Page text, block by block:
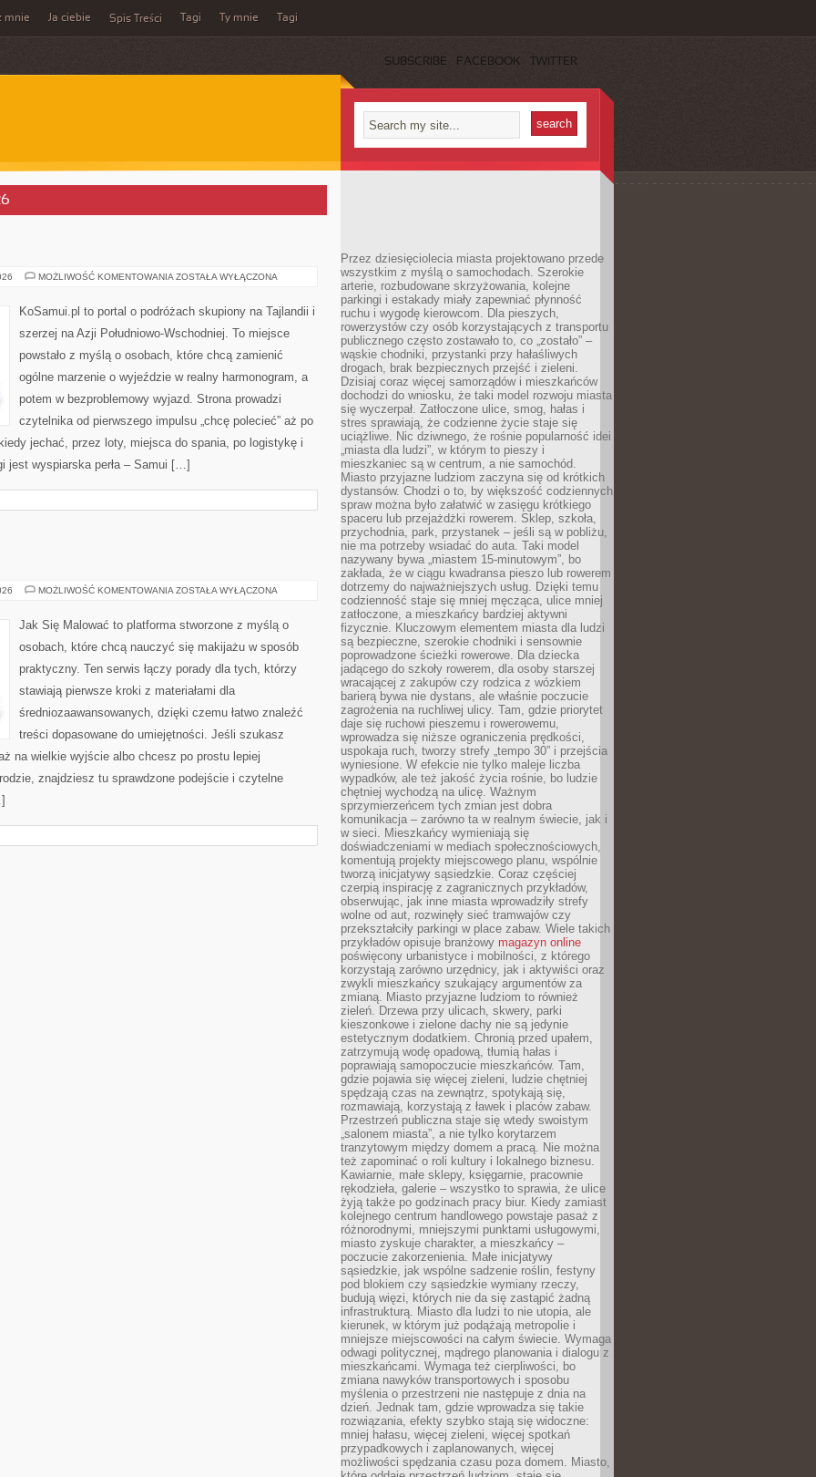
mnie Ja ciebie Spis Treści Tagi Ty mnie Tagi
SUBSCRIBE FACEBOOK TWITTER
MOŻLIWOŚĆ KOMENTOWANIA WIETNAM
ZOSTAŁA WYŁĄCZONA
KoSamui.pl to portal o podróżach skupiony na Tajlandii i
szerzej na Azji Południowo-Wschodniej. To miejsce
powstało z myślą o osobach, które chcą zamienić
ogólne marzenie o wyjeździe w realny harmonogram, a
potem w bezproblemowy wyjazd. Strona prowadzi
czytelnika od pierwszego impulsu „chcę polecieć” aż po
jechać, przez loty, miejsca do spania, po logistykę i
jest wyspiarska perła – Samui […]
MOŻLIWOŚĆ KOMENTOWANIA ZDROWIE
ZOSTAŁA WYŁĄCZONA
Jak Się Malować to platforma stworzone z myślą o
osobach, które chcą nauczyć się makijażu w sposób
praktyczny. Ten serwis łączy porady dla tych, którzy
stawiają pierwsze kroki z materiałami dla
średniozaawansowanych, dzięki czemu łatwo znaleźć
treści dopasowane do umiejętności. Jeśli szukasz
na wielkie wyjście albo chcesz po prostu lepiej
znajdziesz tu sprawdzone podejście i czytelne
Przez dziesięciolecia miasta projektowano przede
wszystkim z myślą o samochodach. Szerokie
arterie, rozbudowane skrzyżowania, kolejne
parkingi i estakady miały zapewniać płynność
ruchu i wygodę kierowcom. Dla pieszych,
rowerzystów czy osób korzystających z transportu
publicznego często zostawało to, co „zostało” –
wąskie chodniki, przystanki przy hałaśliwych
drogach, brak bezpiecznych przejść i zieleni.
Dzisiaj coraz więcej samorządów i mieszkańców
dochodzi do wniosku, że taki model rozwoju miasta
się wyczerpał. Zatłoczone ulice, smog, hałas i
stres sprawiają, że codzienne życie staje się
uciążliwe. Nic dziwnego, że rośnie popularność idei
„miasta dla ludzi”, w którym to pieszy i
mieszkaniec są w centrum, a nie samochód.
Miasto przyjazne ludziom zaczyna się od krótkich
dystansów. Chodzi o to, by większość codziennych
spraw można było załatwić w zasięgu krótkiego
spaceru lub przejażdżki rowerem. Sklep, szkoła,
przychodnia, park, przystanek – jeśli są w pobliżu,
nie ma potrzeby wsiadać do auta. Taki model
nazywany bywa „miastem 15-minutowym”, bo
zakłada, że w ciągu kwadransa pieszo lub rowerem
dotrzemy do najważniejszych usług. Dzięki temu
codzienność staje się mniej męcząca, ulice mniej
zatłoczone, a mieszkańcy bardziej aktywni
fizycznie. Kluczowym elementem miasta dla ludzi
są bezpieczne, szerokie chodniki i sensownie
poprowadzone ścieżki rowerowe. Dla dziecka
jadącego do szkoły rowerem, dla osoby starszej
wracającej z zakupów czy rodzica z wózkiem
barierą bywa nie dystans, ale właśnie poczucie
zagrożenia na ruchliwej ulicy. Tam, gdzie priorytet
daje się ruchowi pieszemu i rowerowemu,
wprowadza się niższe ograniczenia prędkości,
uspokaja ruch, tworzy strefy „tempo 30” i przejścia
wyniesione. W efekcie nie tylko maleje liczba
wypadków, ale też jakość życia rośnie, bo ludzie
chętniej wychodzą na ulicę. Ważnym
sprzymierzeńcem tych zmian jest dobra
komunikacja – zarówno ta w realnym świecie, jak i
w sieci. Mieszkańcy wymieniają się
doświadczeniami w mediach społecznościowych,
komentują projekty miejscowego planu, wspólnie
tworzą inicjatywy sąsiedzkie. Coraz częściej
czerpią inspirację z zagranicznych przykładów,
obserwując, jak inne miasta wprowadziły strefy
wolne od aut, rozwinęły sieć tramwajów czy
przekształciły parkingi w place zabaw. Wiele takich
przykładów opisuje branżowy magazyn online
poświęcony urbanistyce i mobilności, z którego
korzystają zarówno urzędnicy, jak i aktywiści oraz
zwykli mieszkańcy szukający argumentów za
zmianą. Miasto przyjazne ludziom to również
zieleń. Drzewa przy ulicach, skwery, parki
kieszonkowe i zielone dachy nie są jedynie
estetycznym dodatkiem. Chronią przed upałem,
zatrzymują wodę opadową, tłumią hałas i
poprawiają samopoczucie mieszkańców. Tam,
gdzie pojawia się więcej zieleni, ludzie chętniej
spędzają czas na zewnątrz, spotykają się,
rozmawiają, korzystają z ławek i placów zabaw.
Przestrzeń publiczna staje się wtedy swoistym
„salonem miasta”, a nie tylko korytarzem
tranzytowym między domem a pracą. Nie można
też zapominać o roli kultury i lokalnego biznesu.
Kawiarnie, małe sklepy, księgarnie, pracownie
rękodzieła, galerie – wszystko to sprawia, że ulice
żyją także po godzinach pracy biur. Kiedy zamiast
kolejnego centrum handlowego powstaje pasaż z
różnorodnymi, mniejszymi punktami usługowymi,
miasto zyskuje charakter, a mieszkańcy –
poczucie zakorzenienia. Małe inicjatywy
sąsiedzkie, jak wspólne sadzenie roślin, festyny
pod blokiem czy sąsiedzkie wymiany rzeczy,
budują więzi, których nie da się zastąpić żadną
infrastrukturą. Miasto dla ludzi to nie utopia, ale
kierunek, w którym już podążają metropolie i
mniejsze miejscowości na całym świecie. Wymaga
odwagi politycznej, mądrego planowania i dialogu z
mieszkańcami. Wymaga też cierpliwości, bo
zmiana nawyków transportowych i sposobu
myślenia o przestrzeni nie następuje z dnia na
dzień. Jednak tam, gdzie wprowadza się takie
rozwiązania, efekty szybko stają się widoczne:
mniej hałasu, więcej zieleni, więcej spotkań
przypadkowych i zaplanowanych, więcej
możliwości spędzania czasu poza domem. Miasto,